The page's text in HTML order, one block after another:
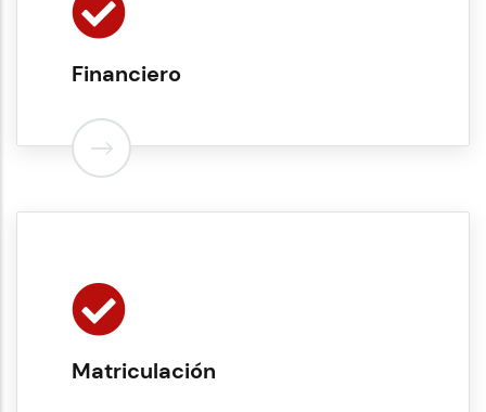
Financiero
Matriculación